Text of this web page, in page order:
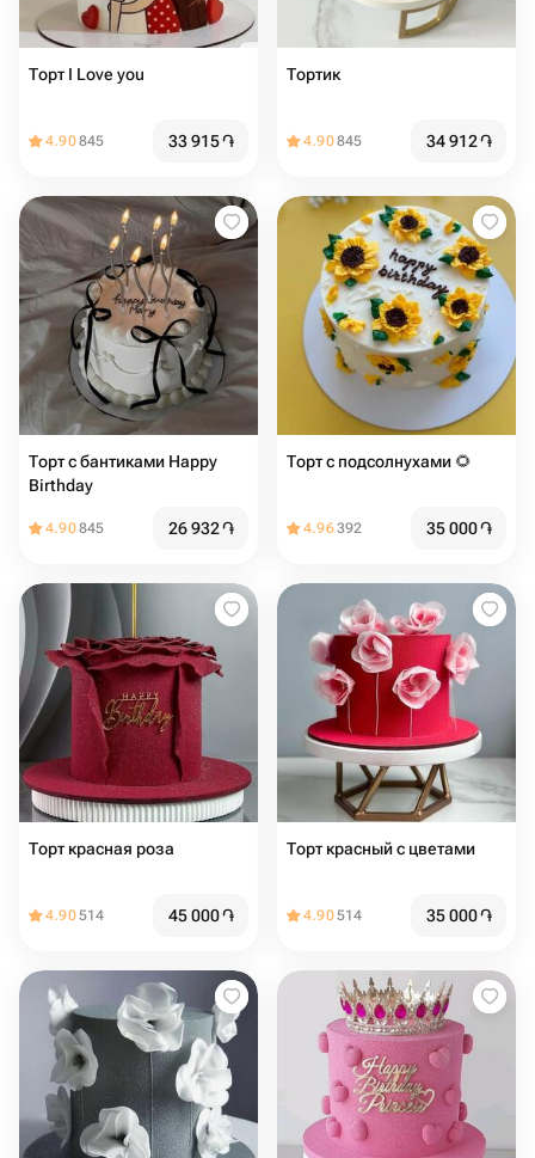
Торт I Love you ️
4.90845 33 915֏
Тортик
4.90845 34 912֏
Торт с бантиками Happy
Birthday
4.90845 26 932֏
Торт с подсолнухами 🌻
4.96392 35 000֏
Торт красная роза
4.90514 45 000֏
Торт красный с цветами
4.90514 35 000֏